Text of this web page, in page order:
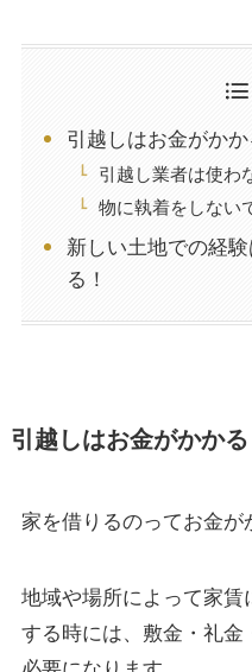
引越しはお金がかか
引越し業者は使わ
物に執着をしない
新しい土地での経
る！
引越しはお金がかかる
家を借りるのってお金が
地域や場所によって家
する時には、敷金・礼